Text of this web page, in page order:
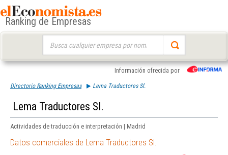
Ranking de Empresas
Información ofrecida por
Directorio Ranking Empresas Lema Traductores Sl.
Lema Traductores Sl.
Actividades de traducción e interpretación | Madrid
Datos comerciales de Lema Traductores Sl.